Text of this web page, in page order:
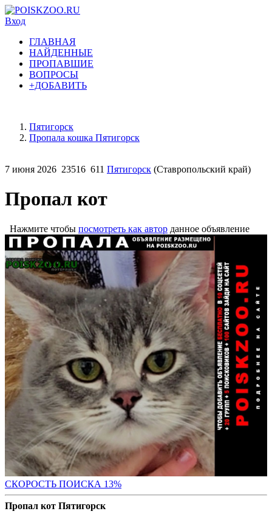
Вход
ГЛАВНАЯ
НАЙДЕННЫЕ
ПРОПАВШИЕ
ВОПРОСЫ
+ДОБАВИТЬ
Пятигорск
Пропала кошка Пятигорск
7 июня 2026 23516 611 Пятигорск (Ставропольский край)
Пропал кот
Нажмите чтобы посмотреть как автор данное объявление
СКОРОСТЬ ПОИСКА 13%
Пропал кот Пятигорск